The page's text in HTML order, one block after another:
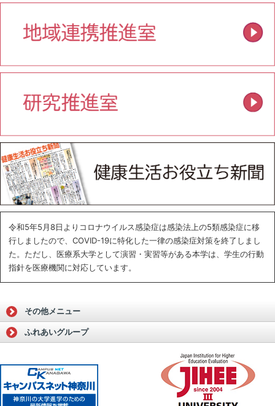
令和5年5月8日よりコロナウイルス感染症は感染法上の5類感染症に移
行しましたので、COVID-19に特化した一律の感染症対策を終了しまし
た。ただし、医療系大学として演習・実習等がある本学は、学生の行動
指針を医療機関に対応しています。
その他メニュー
ふれあいグループ